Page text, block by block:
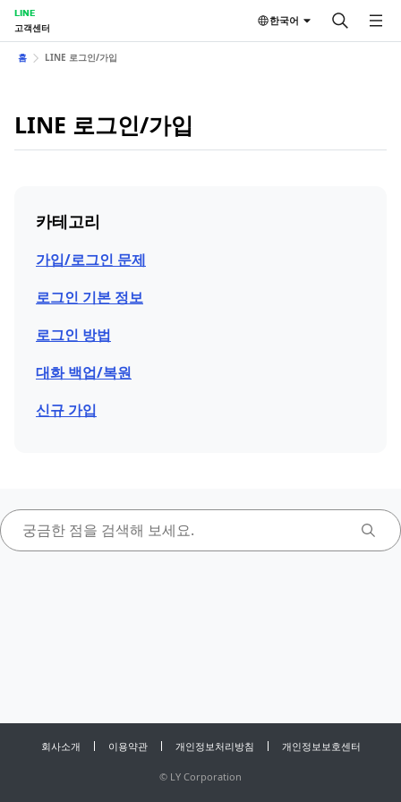
LINE
고객센터
한국어
홈 LINE 로그인/가입
LINE 로그인/가입
카테고리
가입/로그인 문제
로그인 기본 정보
로그인 방법
대화 백업/복원
신규 가입
회사소개 이용약관 개인정보처리방침 개인정보보호센터
© LY Corporation